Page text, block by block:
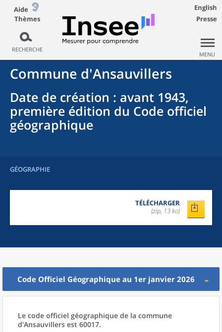
Aide
Thèmes
RECHERCHE
English
Presse
MENU
Commune d'Ansauvillers
Date de création : avant 1943,
première édition du Code officiel
géographique
GÉOGRAPHIE
TÉLÉCHARGER
(zip, 13 ko)
Code Officiel Géographique au 1er janvier 2026
Le code officiel géographique de la commune
d'Ansauvillers est 60017.